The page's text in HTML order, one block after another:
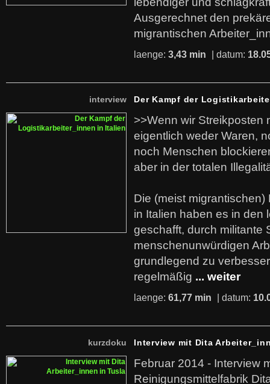
Ausgerechnet den
migrantischen
laenge: 3,43 min | datum:
interview Der Kampf der
>>Wenn wir Streikposten
eigentlich weder Waren,
noch Menschen
aber in der totalen
Die (meist
in Italien haben es in den
geschafft, durch militante
menschenunwürdigen
grundlegend zu
regelmäßig ... weiter
laenge: 61,77 min | datum:
kurzdoku Interview mit Dita
Februar 2014 - Interview
Reinigungsmittelfabrik